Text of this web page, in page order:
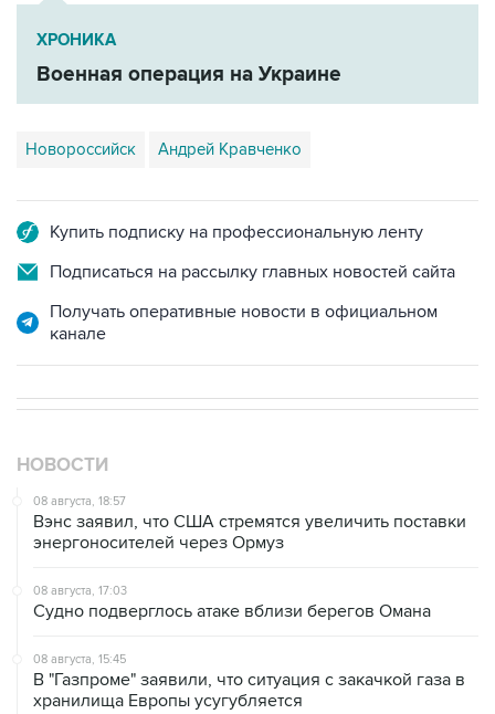
ХРОНИКА
Военная операция на Украине
Новороссийск Андрей Кравченко
Купить подписку на профессиональную ленту
Подписаться на рассылку главных новостей сайта
Получать оперативные новости в официальном
канале
НОВОСТИ
08 августа, 18:57
Вэнс заявил, что США стремятся увеличить поставки
энергоносителей через Ормуз
08 августа, 17:03
Судно подверглось атаке вблизи берегов Омана
08 августа, 15:45
В "Газпроме" заявили, что ситуация с закачкой газа в
хранилища Европы усугубляется